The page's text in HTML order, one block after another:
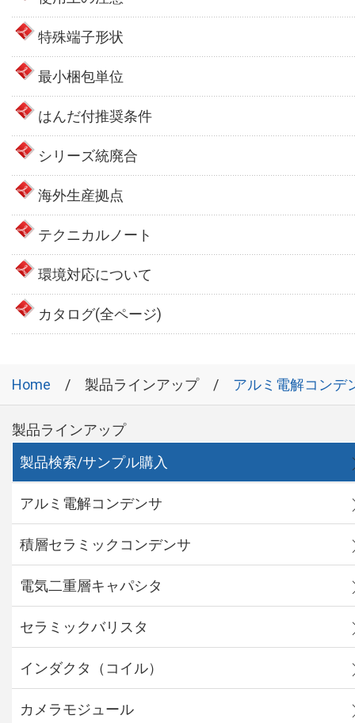
特殊端子形状
最小梱包単位
はんだ付推奨条件
シリーズ統廃合
海外生産拠点
テクニカルノート
環境対応について
カタログ(全ページ)
Home 製品ラインアップ アルミ電解コンデ
製品ラインアップ
製品検索/サンプル購入
アルミ電解コンデンサ
積層セラミックコンデンサ
電気二重層キャパシタ
セラミックバリスタ
インダクタ（コイル）
カメラモジュール